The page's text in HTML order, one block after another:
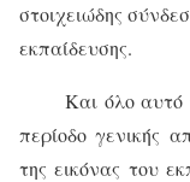
στοιχειώδης
εκπαίδευσης.
Και όλο αυτό το
περίοδο γενικής
της εικόνας του